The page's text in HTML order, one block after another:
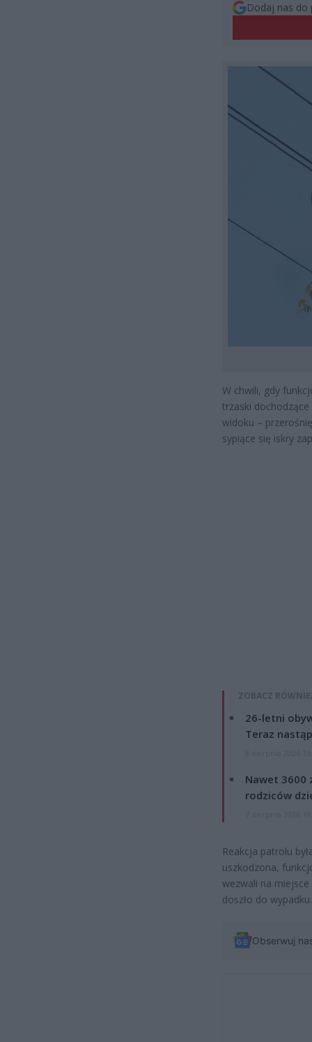
Dodaj nas do
W chwili, gdy
trzaski
widoku –
sypiące się iskry
ZOBACZ
26-letni
Teraz
Nawet 3600
rodziców
Reakcja patrolu
uszkodzona,
wezwali na
doszło do wypadku.
Obserwuj